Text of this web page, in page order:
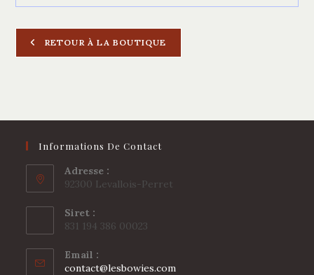
RETOUR À LA BOUTIQUE
Informations De Contact
Adresse :
92300 Levallois-Perret
Siret :
831 194 386 00023
Email :
contact@lesbowies.com